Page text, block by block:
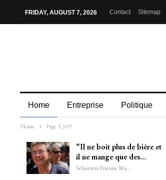
FRIDAY, AUGUST 7, 2026 Contact Sitemap
Home Entreprise Politique
Home Page 3,509
“Il ne boit plus de bière et
il ne mange que des…
Sébastien-Étienne Marechal